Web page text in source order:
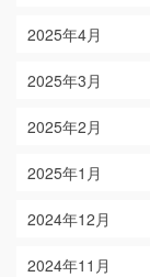
2025年4月
2025年3月
2025年2月
2025年1月
2024年12月
2024年11月